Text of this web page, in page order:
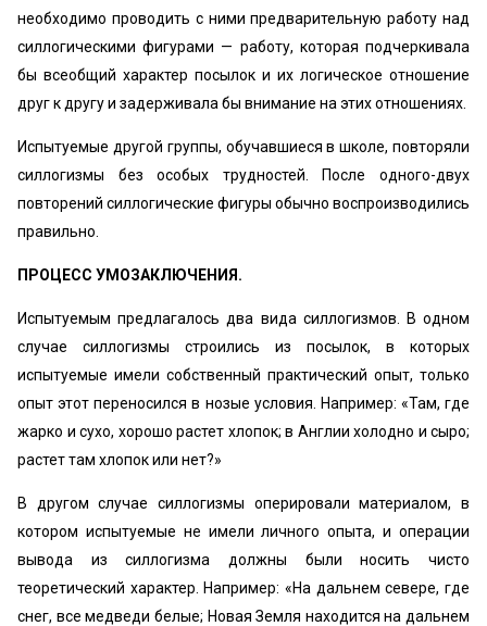
необходимо проводить с ними предварительную работу над
силлогическими фигурами — работу, которая подчеркивала
бы всеобщий характер посылок и их логическое отношение
друг к другу и задерживала бы внимание на этих отношениях.
Испытуемые другой группы, обучавшиеся в школе, повторяли
силлогизмы без особых трудностей. После одного-двух
повторений силлогические фигуры обычно воспроизводились
правильно.
ПРОЦЕСС УМОЗАКЛЮЧЕНИЯ.
Испытуемым предлагалось два вида силлогизмов. В одном
случае силлогизмы строились из посылок, в которых
испытуемые имели собственный практический опыт, только
опыт этот переносился в нозые условия. Например: «Там, где
жарко и сухо, хорошо растет хлопок; в Англии холодно и сыро;
растет там хлопок или нет?»
В другом случае силлогизмы оперировали материалом, в
котором испытуемые не имели личного опыта, и операции
вывода из силлогизма должны были носить чисто
теоретический характер. Например: «На дальнем севере, где
снег, все медведи белые; Новая Земля находится на дальнем